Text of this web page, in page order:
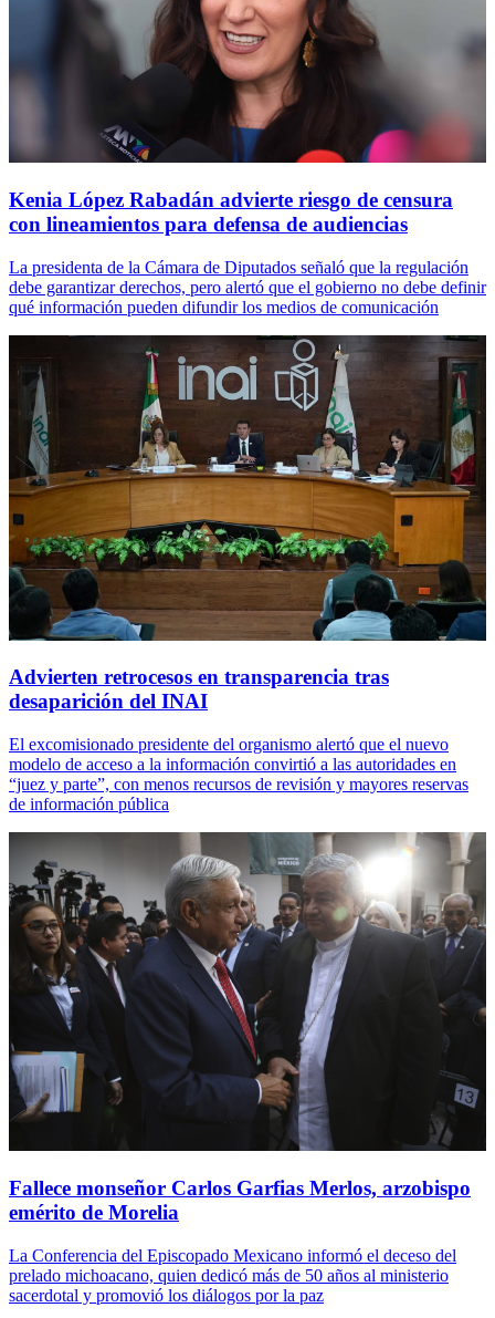
Kenia López Rabadán advierte riesgo de censura
con lineamientos para defensa de audiencias
La presidenta de la Cámara de Diputados señaló que la regulación
debe garantizar derechos, pero alertó que el gobierno no debe definir
qué información pueden difundir los medios de comunicación
Advierten retrocesos en transparencia tras
desaparición del INAI
El excomisionado presidente del organismo alertó que el nuevo
modelo de acceso a la información convirtió a las autoridades en
“juez y parte”, con menos recursos de revisión y mayores reservas
de información pública
Fallece monseñor Carlos Garfias Merlos, arzobispo
emérito de Morelia
La Conferencia del Episcopado Mexicano informó el deceso del
prelado michoacano, quien dedicó más de 50 años al ministerio
sacerdotal y promovió los diálogos por la paz